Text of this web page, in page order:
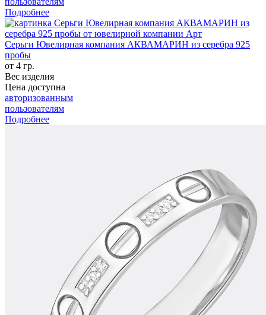
Подробнее
Серьги Ювелирная компания АКВАМАРИН из серебра 925
пробы
от 4 гр.
Вес изделия
Цена доступна
авторизованным
пользователям
Подробнее